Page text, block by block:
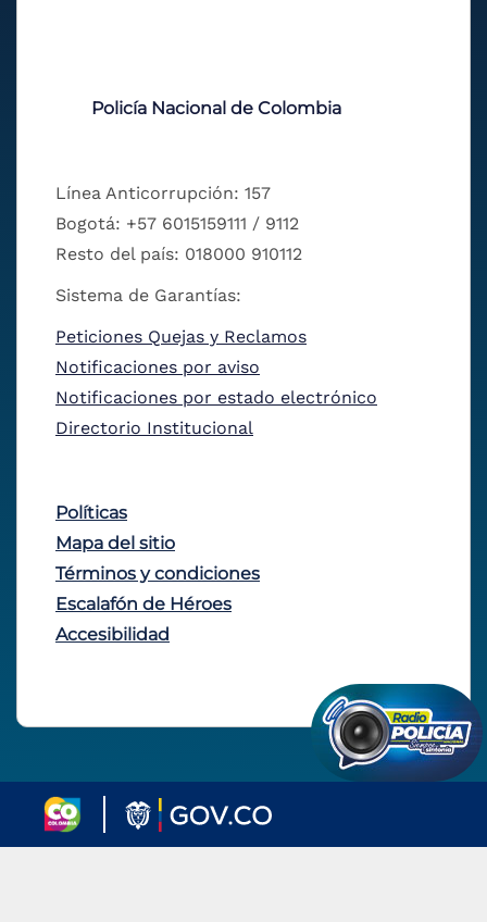
Policía Nacional de Colombia
Línea Anticorrupción: 157
Bogotá: +57 6015159111 / 9112
Resto del país: 018000 910112
Sistema de Garantías:
Peticiones Quejas y Reclamos
Notificaciones por aviso
Notificaciones por estado electrónico
Directorio Institucional
Políticas
Mapa del sitio
Términos y condiciones
Escalafón de Héroes
Accesibilidad